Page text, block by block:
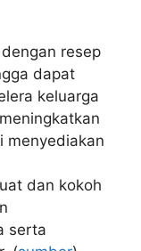
resep
dapat
keluarga
menyediakan
dan kokoh
serta